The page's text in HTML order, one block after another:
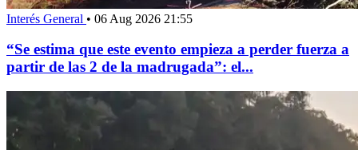
Interés General • 06 Aug 2026 21:55
“Se estima que este evento empieza a perder fuerza a
partir de las 2 de la madrugada”: el...